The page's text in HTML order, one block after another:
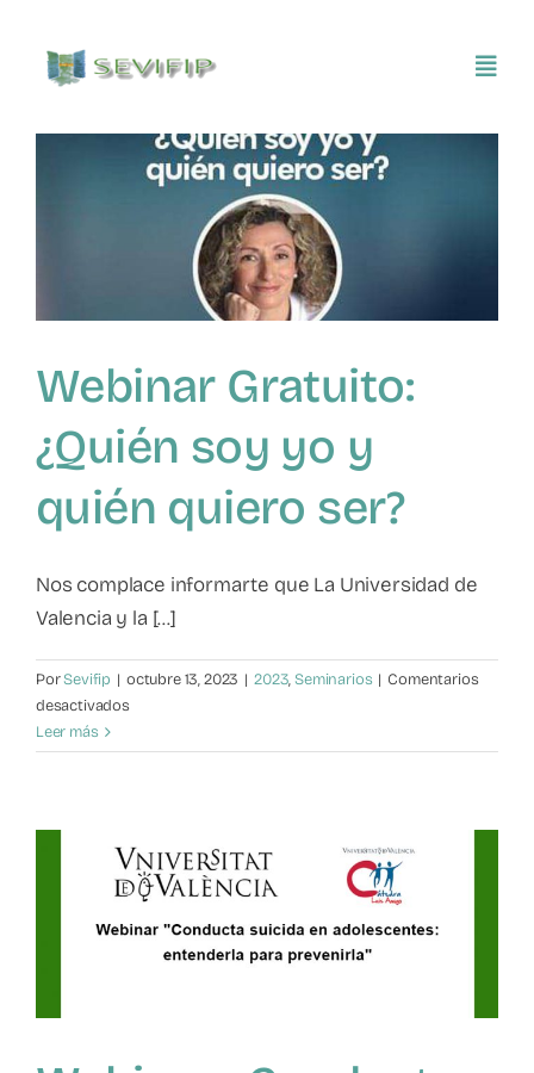
contenido
Asociarse
SEVIFIP CONECTA
Contacto
Webinar Gratuito:
¿Quién soy yo y
quién quiero ser?
Nos complace informarte que La Universidad de
Valencia y la [...]
PorSevifip | octubre 13, 2023 | 2023,Seminarios | Comentarios
desactivadosen
Gratuito:
y
quién
ser?
Leer más